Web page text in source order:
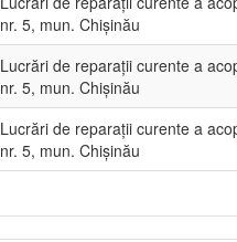
nr. 5, mun. Chișinău
Lucrări de reparații curente a
nr. 5, mun. Chișinău
Lucrări de reparații curente a
nr. 5, mun. Chișinău